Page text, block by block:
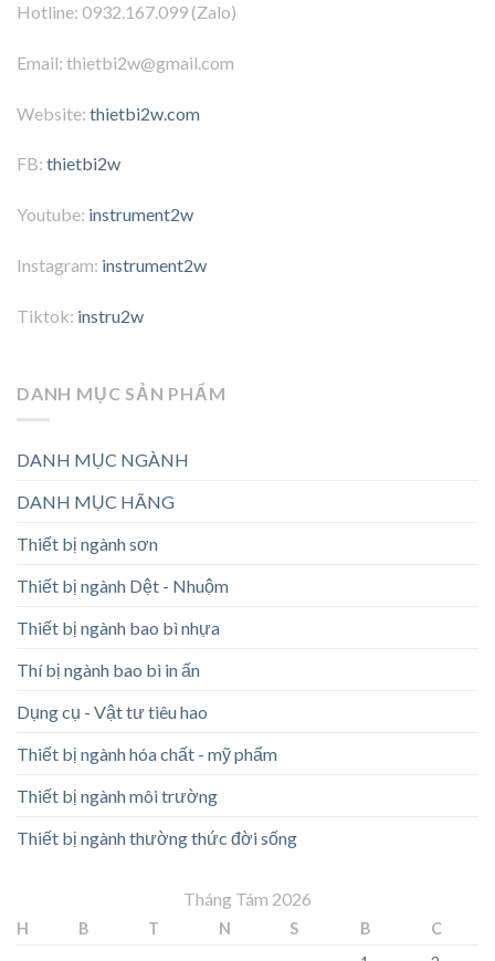
Hotline: 0932.167.099 (Zalo)
Email: thietbi2w@gmail.com
Website: thietbi2w.com
FB: thietbi2w
Youtube: instrument2w
Instagram: instrument2w
Tiktok: instru2w
DANH MỤC SẢN PHẨM
DANH MỤC NGÀNH
DANH MỤC HÃNG
Thiết bị ngành sơn
Thiết bị ngành Dệt - Nhuộm
Thiết bị ngành bao bì nhựa
Thí bị ngành bao bì in ấn
Dụng cụ - Vật tư tiêu hao
Thiết bị ngành hóa chất - mỹ phẩm
Thiết bị ngành môi trường
Thiết bị ngành thường thức đời sống
Tháng Tám 2026
H B T N S B
C